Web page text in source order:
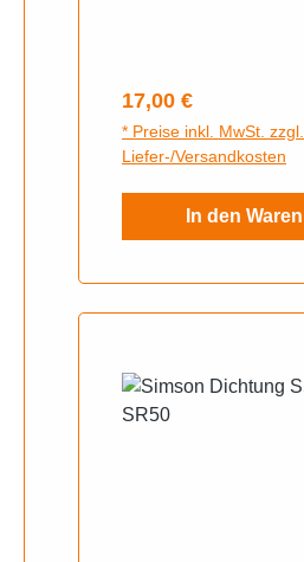
6203 C3
HR-Antrieb1x
C3 Kupplungswelle,
Kugellager 6201 C3 -
Abtriebswelle, li. S50,
Regulärer Preis:
17,00 €
* Preise inkl. MwSt. zzgl.
Liefer-/Versandkosten
In den